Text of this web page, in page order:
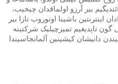
بیر آرزو اولماقدان چیخیب،
اینترنتین باشینا اوتوروب تازا بیر
گون تاپدیغیم تمیزچیلیک شرکتینه
دانیشان کیشینین آلمانجاسیندا